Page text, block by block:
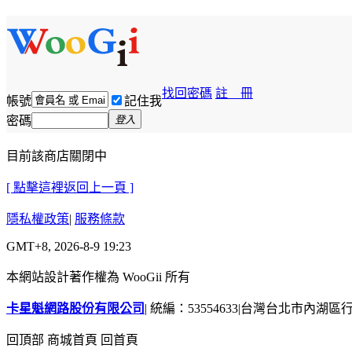
帳號 記住我
找回密碼 註 冊
密碼 登入
目前該商店關閉中
[ 點擊這裡返回上一頁 ]
隱私權政策| 服務條款
GMT+8, 2026-8-9 19:23
本網站設計著作權為 WooGii 所有
卡星魁網路股份有限公司 | 統編：53554633|台灣台北市內湖區
回頂部 商城首頁 回首頁